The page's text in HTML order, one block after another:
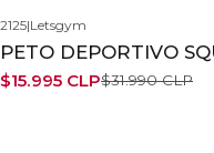
-50%
2125|Letsgym
PETO DEPORTIVO
$15.995 CLP$31.990 CLP